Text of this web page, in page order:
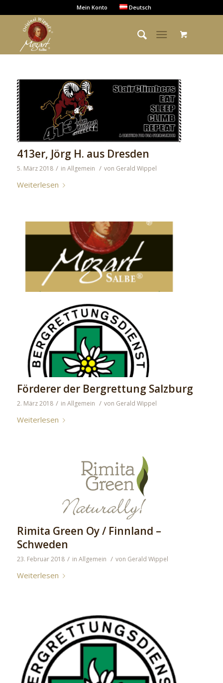
Mein Konto Deutsch
413er, Jörg H. aus Dresden
5. März 2018 / in Allgemein / von Gerald Wippel
Weiterlesen
Förderer der Bergrettung Salzburg
2. März 2018 / in Allgemein / von Gerald Wippel
Weiterlesen
Rimita Green Oy / Finnland –
Schweden
23. Februar 2018 / in Allgemein / von Gerald Wippel
Weiterlesen